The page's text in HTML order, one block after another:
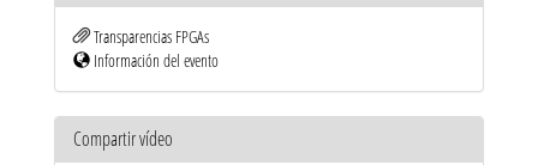
Transparencias FPGAs
Información del evento
Compartir vídeo